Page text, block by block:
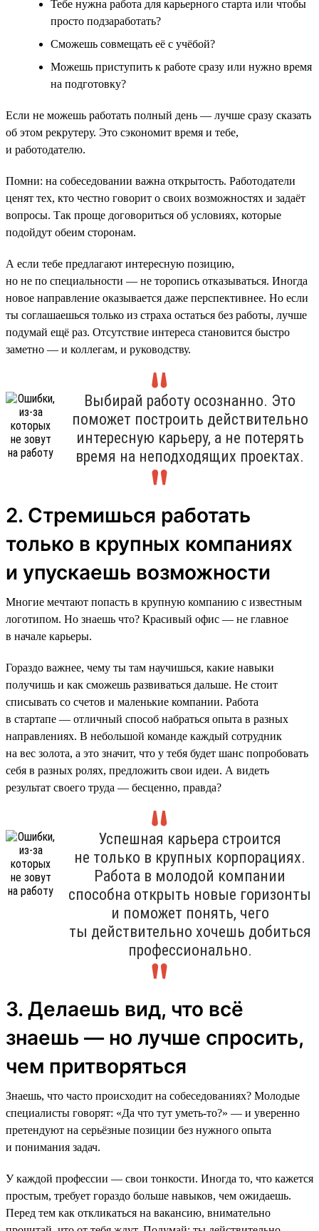
Тебе нужна работа для карьерного старта или чтобы
просто подзаработать?
Сможешь совмещать её с учёбой?
Можешь приступить к работе сразу или нужно время
на подготовку?
Если не можешь работать полный день — лучше сразу сказать
об этом рекрутеру. Это сэкономит время и тебе,
и работодателю.
Помни: на собеседовании важна открытость. Работодатели
ценят тех, кто честно говорит о своих возможностях и задаёт
вопросы. Так проще договориться об условиях, которые
подойдут обеим сторонам.
А если тебе предлагают интересную позицию,
но не по специальности — не торопись отказываться. Иногда
новое направление оказывается даже перспективнее. Но если
ты соглашаешься только из страха остаться без работы, лучше
подумай ещё раз. Отсутствие интереса становится быстро
заметно — и коллегам, и руководству.
Выбирай работу осознанно. Это
поможет построить действительно
интересную карьеру, а не потерять
время на неподходящих проектах.
2. Стремишься работать
только в крупных компаниях
и упускаешь возможности
Многие мечтают попасть в крупную компанию с известным
логотипом. Но знаешь что? Красивый офис — не главное
в начале карьеры.
Гораздо важнее, чему ты там научишься, какие навыки
получишь и как сможешь развиваться дальше. Не стоит
списывать со счетов и маленькие компании. Работа
в стартапе — отличный способ набраться опыта в разных
направлениях. В небольшой команде каждый сотрудник
на вес золота, а это значит, что у тебя будет шанс попробовать
себя в разных ролях, предложить свои идеи. А видеть
результат своего труда — бесценно, правда?
Успешная карьера строится
не только в крупных корпорациях.
Работа в молодой компании
способна открыть новые горизонты
и поможет понять, чего
ты действительно хочешь добиться
профессионально.
3. Делаешь вид, что всё
знаешь — но лучше спросить,
чем притворяться
Знаешь, что часто происходит на собеседованиях? Молодые
специалисты говорят: «Да что тут уметь-то?» — и уверенно
претендуют на серьёзные позиции без нужного опыта
и понимания задач.
У каждой профессии — свои тонкости. Иногда то, что кажется
простым, требует гораздо больше навыков, чем ожидаешь.
Перед тем как откликаться на вакансию, внимательно